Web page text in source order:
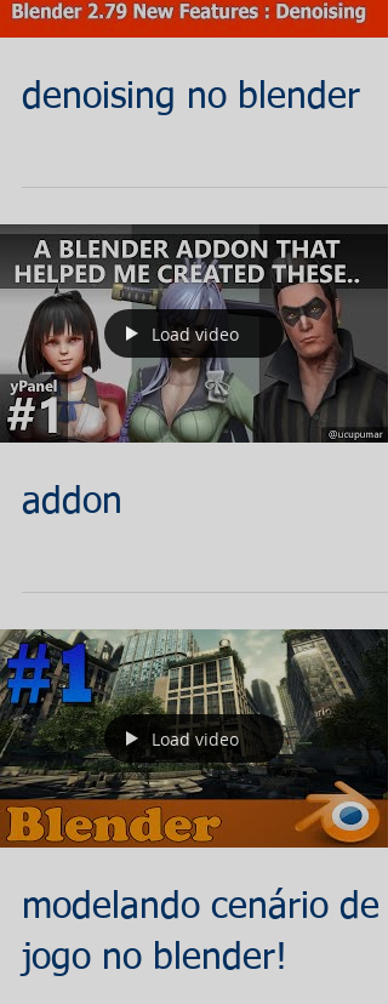
denoising no blender
Load video
addon
Load video
modelando cenário de
jogo no blender!